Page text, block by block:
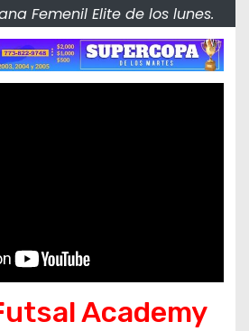
Femenil Elite de los lunes.
Academy